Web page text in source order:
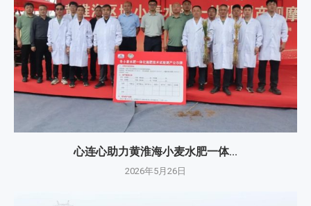
心连心助力黄淮海小麦水肥一体...
2026年5月26日